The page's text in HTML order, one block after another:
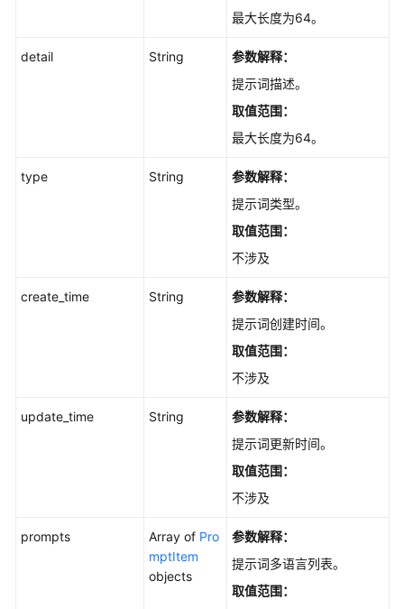
共
最大长度为64。
detail String
参数解释：
提示词描述。
取值范围：
最大长度为64。
type String
参数解释：
提示词类型。
取值范围：
不涉及
create_time String
参数解释：
提示词创建时间。
取值范围：
不涉及
update_time String
参数解释：
提示词更新时间。
取值范围：
不涉及
prompts Array of Pro
mptItem
objects
参数解释：
提示词多语言列表。
取值范围：